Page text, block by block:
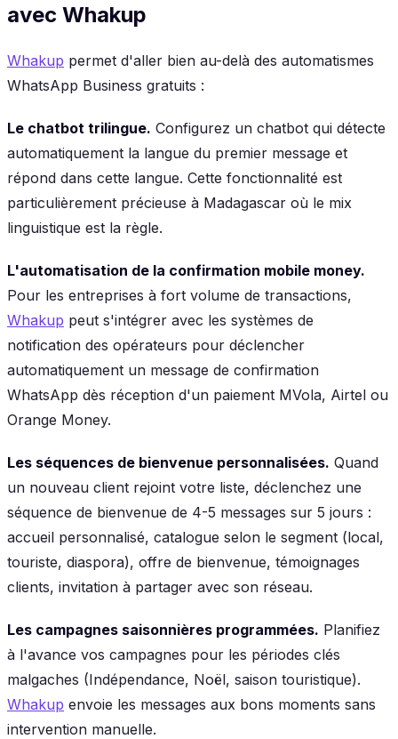
avec Whakup
Whakup permet d'aller bien au-delà des automatismes
WhatsApp Business gratuits :
Le chatbot trilingue. Configurez un chatbot qui détecte
automatiquement la langue du premier message et
répond dans cette langue. Cette fonctionnalité est
particulièrement précieuse à Madagascar où le mix
linguistique est la règle.
L'automatisation de la confirmation mobile money.
Pour les entreprises à fort volume de transactions,
Whakup peut s'intégrer avec les systèmes de
notification des opérateurs pour déclencher
automatiquement un message de confirmation
WhatsApp dès réception d'un paiement MVola, Airtel ou
Orange Money.
Les séquences de bienvenue personnalisées. Quand
un nouveau client rejoint votre liste, déclenchez une
séquence de bienvenue de 4-5 messages sur 5 jours :
accueil personnalisé, catalogue selon le segment (local,
touriste, diaspora), offre de bienvenue, témoignages
clients, invitation à partager avec son réseau.
Les campagnes saisonnières programmées. Planifiez
à l'avance vos campagnes pour les périodes clés
malgaches (Indépendance, Noël, saison touristique).
Whakup envoie les messages aux bons moments sans
intervention manuelle.